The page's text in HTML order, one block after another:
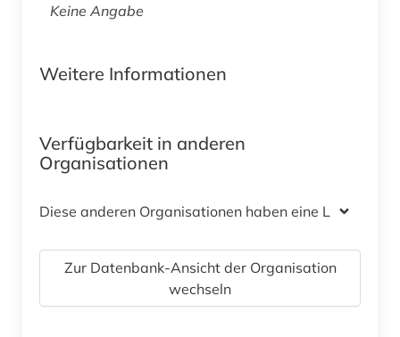
Keine Angabe
Weitere Informationen
Verfügbarkeit in anderen
Organisationen
Diese anderen Organisationen haben eine Lizenz
Zur Datenbank-Ansicht der Organisation
wechseln